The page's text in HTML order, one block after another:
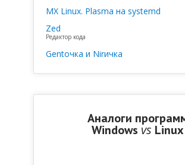
MX Linux. Plasma на systemd
Zed
Редактор кода
Gentочка и Nirичка
Аналоги
Windows vs Linux